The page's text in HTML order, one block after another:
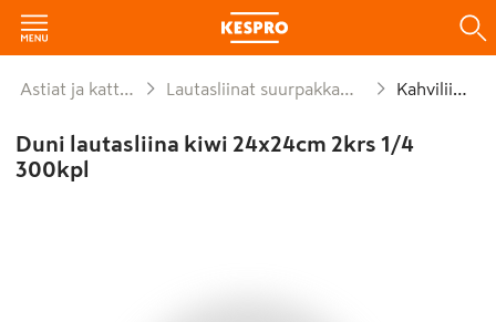
Astiat ja kattaus Lautasliinat suurpakkaukset Kahviliinat
Duni lautasliina kiwi 24x24cm 2krs 1/4
300kpl